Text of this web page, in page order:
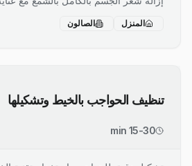
المنزل الصالون
تنظيف الحواجب بالخيط وتشكيلها
15-30 min